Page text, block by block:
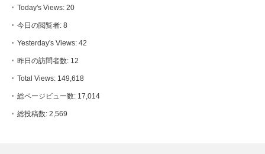
Today's Views: 20
今日の閲覧者: 8
Yesterday's Views: 42
昨日の訪問者数: 12
Total Views: 149,618
総ページビュー数: 17,014
総投稿数: 2,569